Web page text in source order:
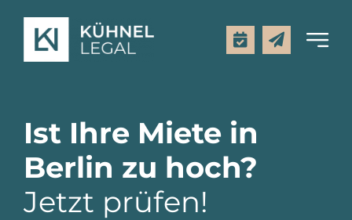
Inhalt
springen
Toggle
Leistungen
Mietpreisrechner
Ist Ihre Miete in
Berlin zu hoch?
Jetzt prüfen!